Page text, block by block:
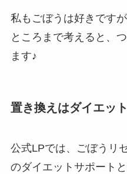
私もごぼうは好きです
ところまで考えると、
ます♪
置き換えはダイエッ
公式LPでは、ごぼうリ
のダイエットサポート